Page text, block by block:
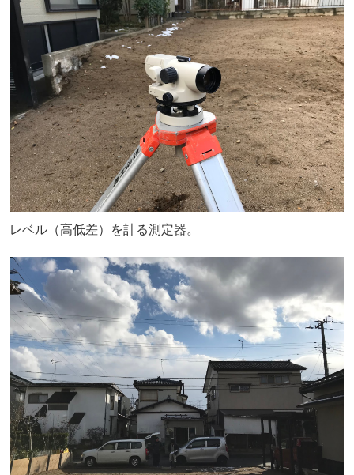
レベル（高低差）を計る測定器。